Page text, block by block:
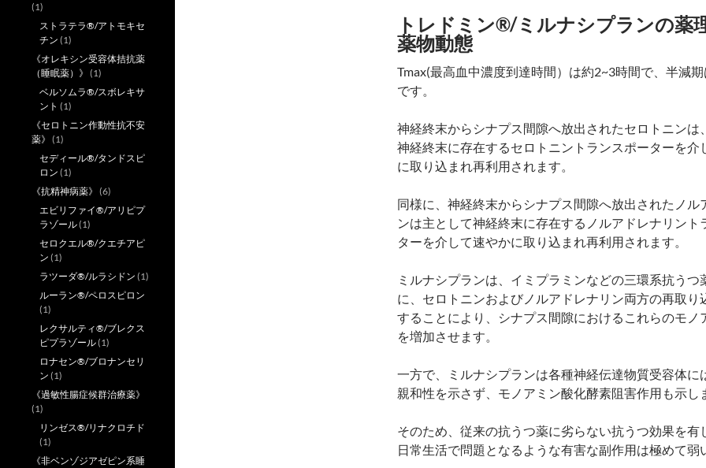
トレドミン®/ミルナシプランの薬
薬物動態
Tmax(最高血中濃度到達時間）は約2~3時間で、半減
です。
神経終末からシナプス間隙へ放出されたセロトニンは
神経終末に存在するセロトニントランスポーターを介
に取り込まれ再利用されます。
同様に、神経終末からシナプス間隙へ放出されたノル
ンは主として神経終末に存在するノルアドレナリント
ターを介して速やかに取り込まれ再利用されます。
ミルナシプランは、イミプラミンなどの三環系抗うつ
に、セロトニンおよびノルアドレナリン両方の再取り
することにより、シナプス間隙におけるこれらのモノ
を増加させます。
一方で、ミルナシプランは各種神経伝達物質受容体に
親和性を示さず、モノアミン酸化酵素阻害作用も示し
そのため、従来の抗うつ薬に劣らない抗うつ効果を有
日常生活で問題となるような有害な副作用は極めて弱
(1)
ストラテラ®/アトモキセ
チン (1)
《オレキシン受容体拮抗薬
（睡眠薬）》 (1)
ベルソムラ®/スボレキサ
ント (1)
《セロトニン作動性抗不安
薬》 (1)
セディール®/タンドスピ
ロン (1)
《抗精神病薬》 (6)
エビリファイ®/アリピプ
ラゾール(1)
セロクエル®/クエチアピ
ン (1)
ラツーダ®/ルラシドン (1)
ルーラン®/ペロスピロン
(1)
レクサルティ®/ブレクス
ピプラゾール(1)
ロナセン®/ブロナンセリ
ン (1)
《過敏性腸症候群治療薬》
(1)
リンゼス®/リナクロチド
(1)
《非ベンゾジアゼピン系睡